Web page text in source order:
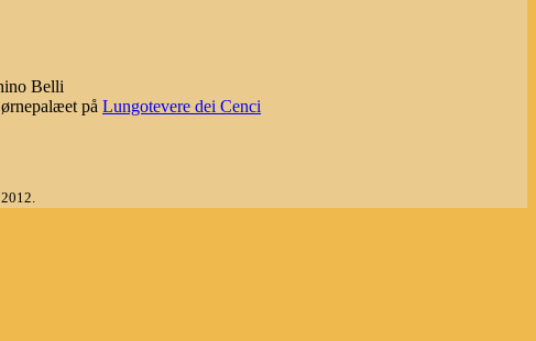
Belli
på Lungotevere dei Cenci